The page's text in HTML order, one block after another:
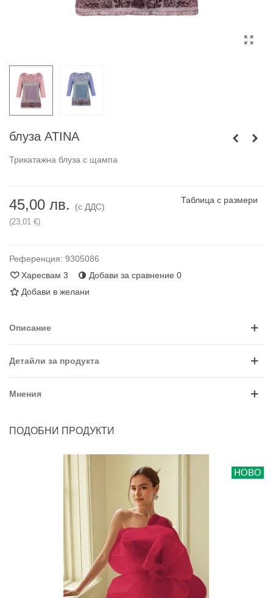
блуза ATINA
Трикатажна блуза с щампа
45,00 лв. (с ДДС)
(23,01 €)
Таблица с размери
Референция: 9305086
Харесвам 3 Добави за сравнение 0
Добави в желани
Описание
Детайли за продукта
Мнения
ПОДОБНИ ПРОДУКТИ
НОВО